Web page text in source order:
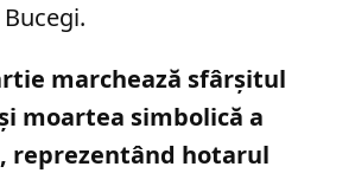
marchează sfârșitul
moartea simbolică a
reprezentând hotarul